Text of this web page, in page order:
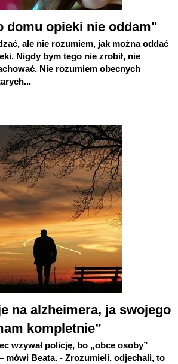
domu opieki nie oddam"
ale nie rozumiem, jak można oddać
Nigdy bym tego nie zrobił, nie
Nie rozumiem obecnych
na alzheimera, ja swojego
kompletnie”
wzywał policję, bo „obce osoby”
mówi Beata. - Zrozumieli, odjechali, to